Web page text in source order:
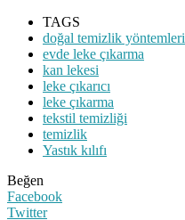
TAGS
doğal temizlik yöntemleri
evde leke çıkarma
kan lekesi
leke çıkarıcı
leke çıkarma
tekstil temizliği
temizlik
Yastık kılıfı
Beğen
Facebook
Twitter